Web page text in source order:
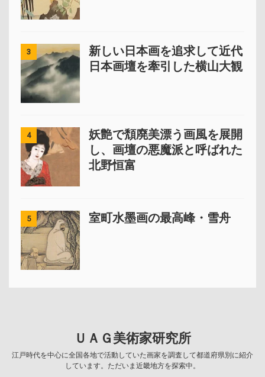
3
新しい日本画を追求して近代
日本画壇を牽引した横山大観
4
妖艶で頽廃美漂う画風を展開
し、画壇の悪魔派と呼ばれた
北野恒富
5 室町水墨画の最高峰・雪舟
ＵＡＧ美術家研究所
江戸時代を中心に全国各地で活動していた画家を調査して都道府県別に紹介
しています。ただいま近畿地方を探索中。